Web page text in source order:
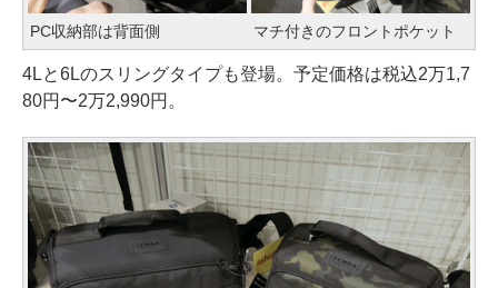
PC収納部は背面側 マチ付きのフロントポケット
4Lと6Lのスリングタイプも登場。予定価格は税込2万1,7
80円〜2万2,990円。